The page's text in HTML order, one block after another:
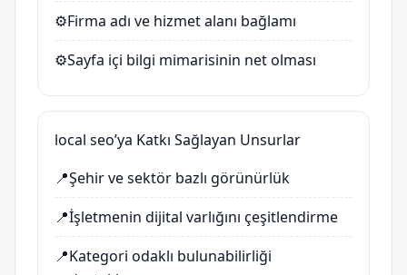
⚙️Firma adı ve hizmet alanı bağlamı
⚙️Sayfa içi bilgi mimarisinin net olması
local seo’ya Katkı Sağlayan Unsurlar
📍Şehir ve sektör bazlı görünürlük
📍İşletmenin dijital varlığını çeşitlendirme
📍Kategori odaklı bulunabilirliği